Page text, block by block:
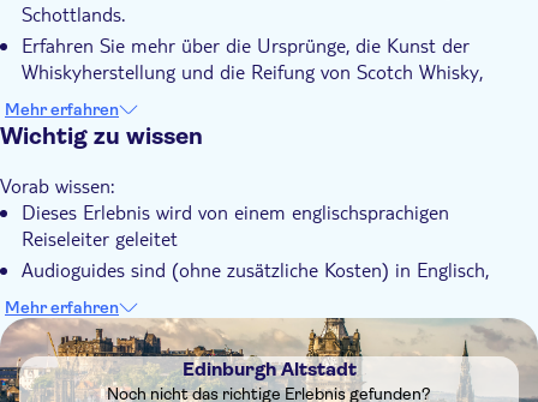
Sofortbestätigung
Ohne Anstehen
Bevorzugter Eintritt
Eintritte inbegriffen
Lokales Flair
Regentag
Führung mit Audioguide
Digitale Buchungsbestätigung
Wheelchair access
Mit Audioguide
Barrierefrei
Schottlands.
Erfahren Sie mehr über die Ursprünge, die Kunst der
Whiskyherstellung und die Reifung von Scotch Whisky,
während Sie in die Geschichte und Alchemie des Blendings
des perfekten Drams eintauchen
Entdecken Sie eine der weltweit größten Sammlungen von
Scotch Whisky bei diesem unterhaltsamen und informativen,
familienfreundlichen Erlebnis
Genießen Sie einen Schluck Single Malt oder Blended Scotch
Whisky – Sie haben die Wahl!
Mehr erfahren
Wichtig zu wissen
Vorab wissen:
Dieses Erlebnis wird von einem englischsprachigen
Reiseleiter geleitet
Audioguides sind (ohne zusätzliche Kosten) in Englisch,
Niederländisch, Französisch, Deutsch, Italienisch,
Portugiesisch, Spanisch, brasilianischem Portugiesisch,
Mandarin, Kantonesisch, Hindi, Japanisch, Koreanisch,
Polnisch, Russisch, Schwedisch, Tschechisch, Gälisch,
Mehr erfahren
DSA1Edinburgh Altstadt
Edinburgh Altstadt
Noch nicht das richtige Erlebnis gefunden?